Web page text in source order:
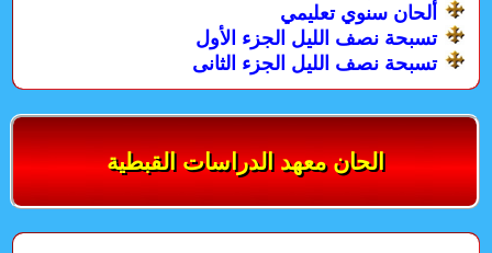
ألحان سنوي تعليمي
تسبحة نصف الليل الجزء الأول
تسبحة نصف الليل الجزء الثانى
الحان معهد الدراسات القبطية